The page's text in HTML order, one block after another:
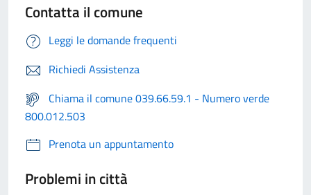
Contatta il comune
Leggi le domande frequenti
Richiedi Assistenza
Chiama il comune 039.66.59.1 - Numero verde
800.012.503
Prenota un appuntamento
Problemi in città